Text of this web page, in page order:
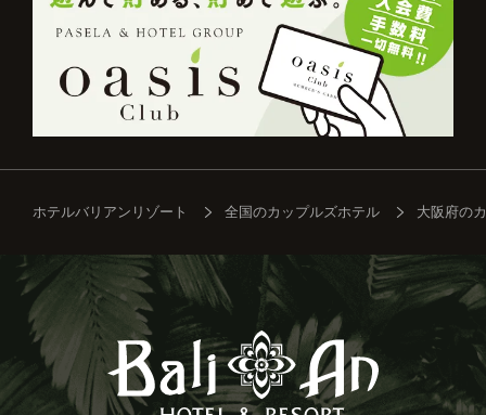
ホテルバリアンリゾート 全国のカップルズホテル 大阪府の